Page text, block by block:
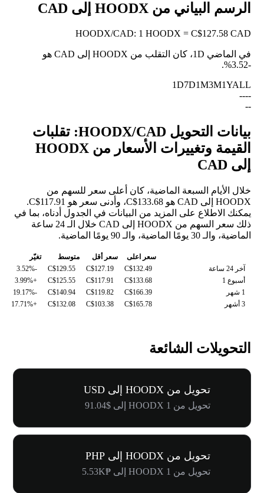
الرسم البياني من HOODX إلى CAD
HOODX/CAD: 1 HOODX = C$127.58 CAD
في الماضي 1D، كان التقلب من HOODX إلى CAD هو
-3.52%
.
1D7D1M3M1YALL
--
--
--
بيانات التحويل HOODX/CAD: تقلبات
القيمة وتغييرات الأسعار من HOODX
إلى CAD
خلال الأيام السبعة الماضية، كان أعلى سعر للسهم من
HOODX إلى CAD هو C$133.68، وأدنى سعر هو C$117.91.
يمكنك الاطلاع على المزيد من البيانات في الجدول أدناه، بما في
ذلك سعر السهم من HOODX إلى CAD خلال الـ 24 ساعة
الماضية، والـ 30 يومًا الماضية، والـ 90 يومًا الماضية.
سعر اعلى سعر أقل متوسط
تغيّر
آخر 24 ساعة
C$132.49
C$127.19
C$129.55
-3.52%
أسبوع 1
C$133.68
C$117.91
C$125.55
+3.99%
1 شهر
C$166.39
C$119.82
C$140.94
-19.17%
3 أشهر
C$165.78
C$103.38
C$132.08
+17.71%
التحويلات الشائعة
تحويل من HOODX إلى USD
تحويل من 1 HOODX إلى $91.04
تحويل من HOODX إلى PHP
تحويل من 1 HOODX إلى ₱5.53K